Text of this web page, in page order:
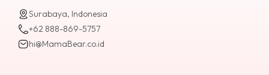
Surabaya, Indonesia
+62 888-869-5757
hi@MamaBear.co.id